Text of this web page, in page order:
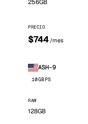
256GB
PRECIO
$744 /mes
ASH-9
10GBPS
RAM
128GB